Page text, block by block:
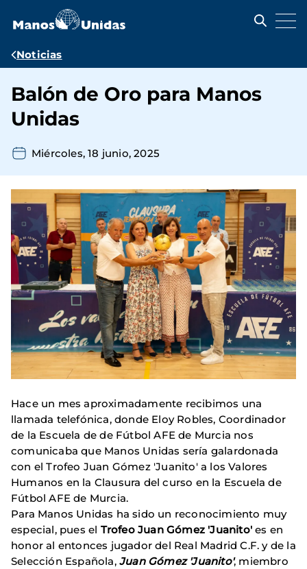
contenido
Ruta
navegación
Noticias
Balón de Oro para Manos
Unidas
Miércoles, 18 junio, 2025
Hace un mes aproximadamente recibimos una
llamada telefónica, donde Eloy Robles, Coordinador
de la Escuela de de Fútbol AFE de Murcia nos
comunicaba que Manos Unidas sería galardonada
con el Trofeo Juan Gómez 'Juanito' a los Valores
Humanos en la Clausura del curso en la Escuela de
Fútbol AFE de Murcia.
Para Manos Unidas ha sido un reconocimiento muy
especial, pues el Trofeo Juan Gómez 'Juanito'es en
honor al entonces jugador del Real Madrid C.F. y de la
Selección Española, Juan Gómez 'Juanito', miembro